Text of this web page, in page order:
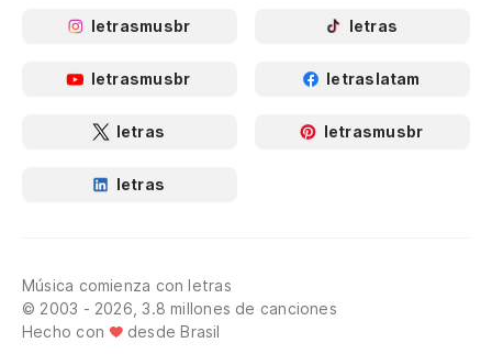
letrasmusbr letras
letrasmusbr letraslatam
letras letrasmusbr
letras
Música comienza con letras
© 2003 - 2026, 3.8 millones de canciones
Hecho con
desde Brasil